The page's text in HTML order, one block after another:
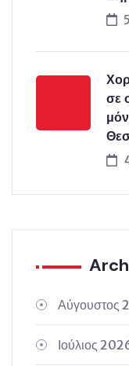
σε
Αύγουστος
Ιούλιος